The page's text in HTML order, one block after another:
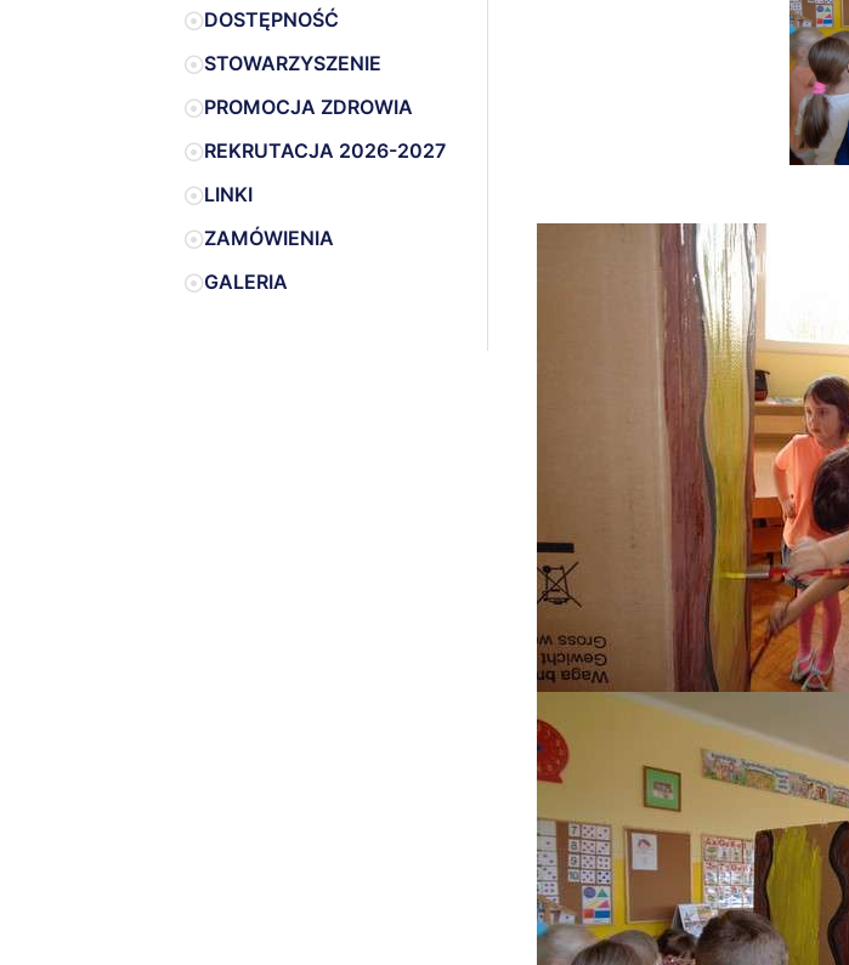
DOSTĘPNOŚĆ
STOWARZYSZENIE
PROMOCJA ZDROWIA
REKRUTACJA 2026-2027
LINKI
ZAMÓWIENIA
GALERIA